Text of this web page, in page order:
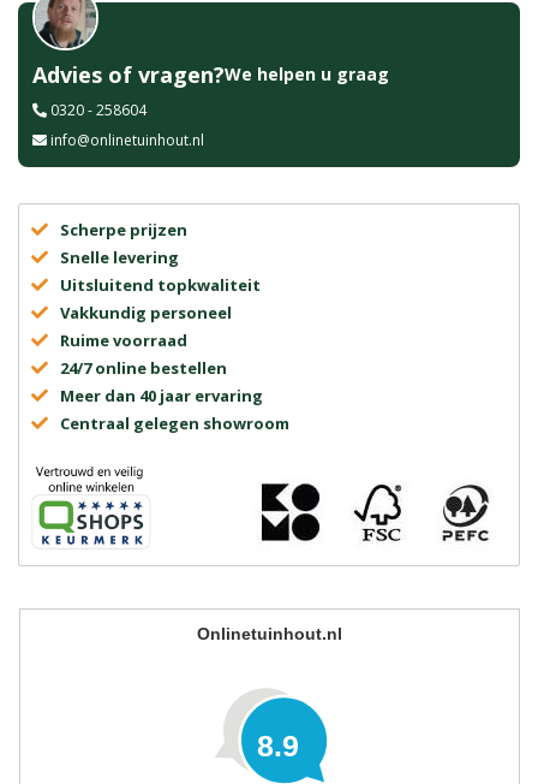
Advies of vragen?We helpen u graag
0320 - 258604
info@onlinetuinhout.nl
Scherpe prijzen
Snelle levering
Uitsluitend topkwaliteit
Vakkundig personeel
Ruime voorraad
24/7 online bestellen
Meer dan 40 jaar ervaring
Centraal gelegen showroom
Onlinetuinhout.nl
8.9